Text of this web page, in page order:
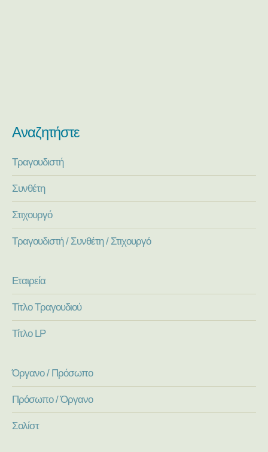
Αναζητήστε
Τραγουδιστή
Συνθέτη
Στιχουργό
Τραγουδιστή / Συνθέτη / Στιχουργό
Εταιρεία
Τίτλο Τραγουδιού
Τίτλο LP
Όργανο / Πρόσωπο
Πρόσωπο / Όργανο
Σολίστ